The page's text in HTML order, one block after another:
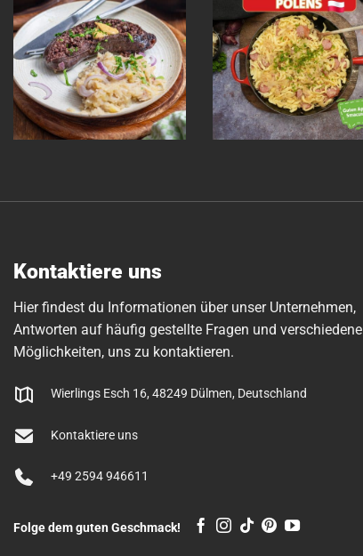
Kontaktiere uns
Hier findest du Informationen über unser Unternehmen,
Antworten auf häufig gestellte Fragen und verschiedene
Möglichkeiten, uns zu kontaktieren.
Wierlings Esch 16, 48249 Dülmen, Deutschland
Kontaktiere uns
+49 2594 946611
Folge dem guten Geschmack!